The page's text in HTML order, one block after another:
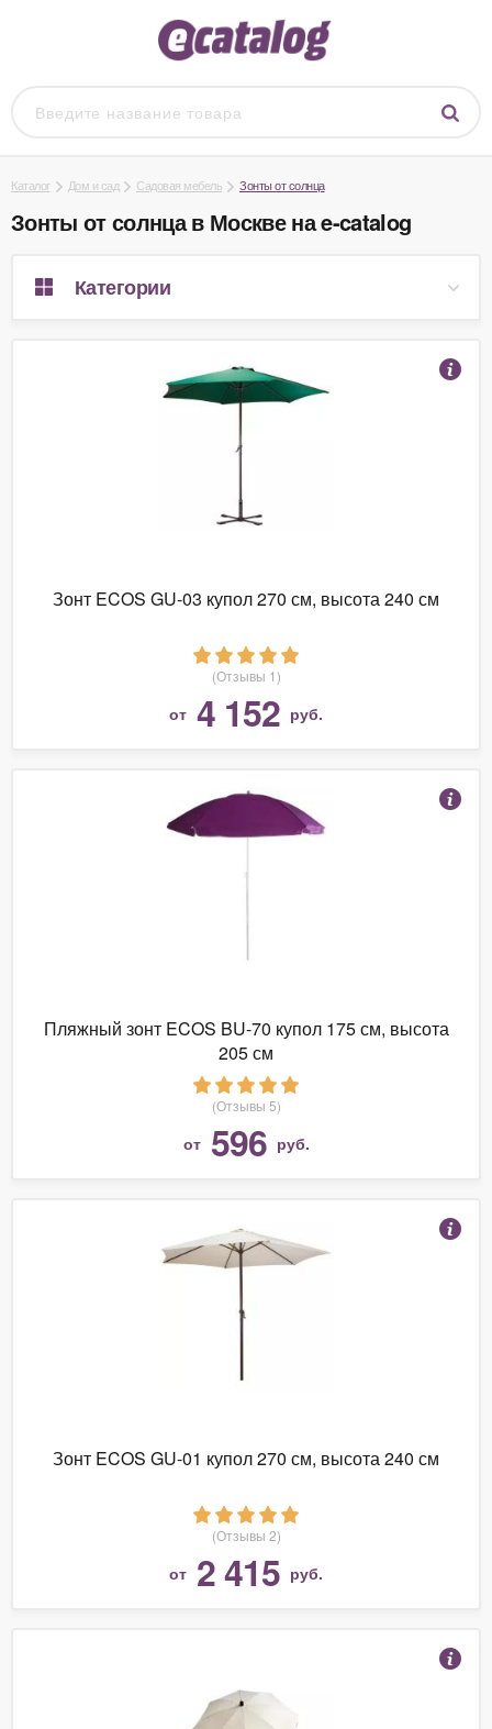
Каталог Дом и сад Садовая мебель Зонты от солнца
Зонты от солнца в Москве на e-catalog
Категории
Зонт ECOS GU-03 купол 270 см, высота 240 см
(Отзывы 1)
от 4 152 руб.
Пляжный зонт ECOS BU-70 купол 175 см, высота
205 см
(Отзывы 5)
от 596 руб.
Зонт ECOS GU-01 купол 270 см, высота 240 см
(Отзывы 2)
от 2 415 руб.